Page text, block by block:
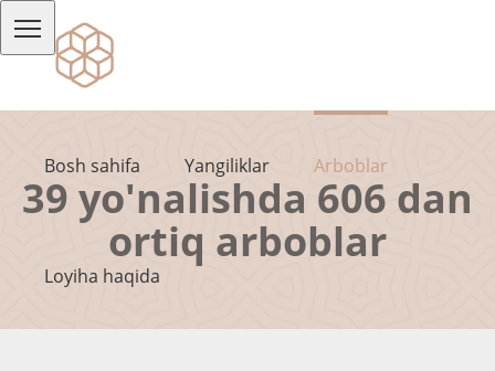
Bosh sahifa Yangiliklar Arboblar
Loyiha haqida
39 yo'nalishda 606 dan
ortiq arboblar